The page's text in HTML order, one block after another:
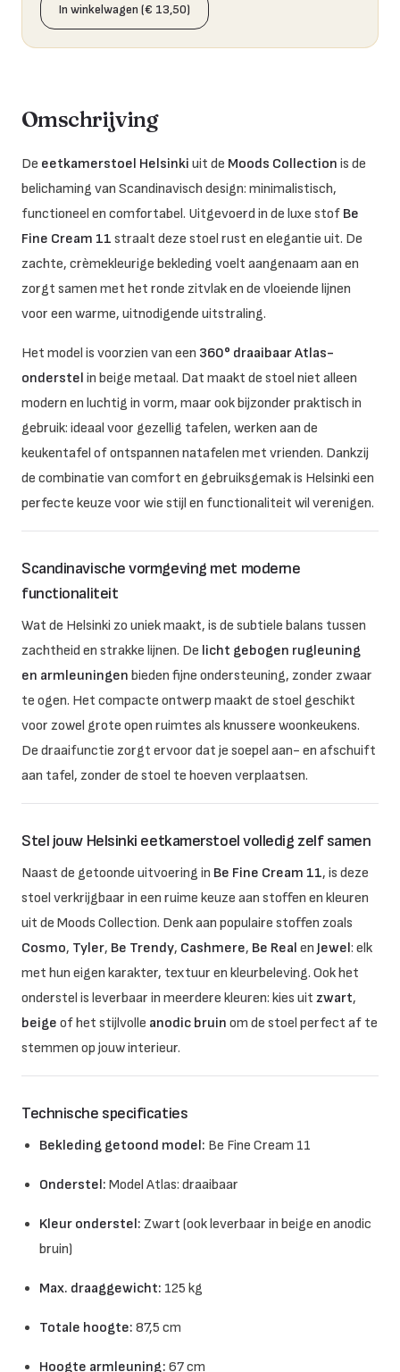
In winkelwagen (€ 13,50)
Omschrijving
De eetkamerstoel Helsinki uit de Moods Collection is de
belichaming van Scandinavisch design: minimalistisch,
functioneel en comfortabel. Uitgevoerd in de luxe stof Be
Fine Cream 11 straalt deze stoel rust en elegantie uit. De
zachte, crèmekleurige bekleding voelt aangenaam aan en
zorgt samen met het ronde zitvlak en de vloeiende lijnen
voor een warme, uitnodigende uitstraling.
Het model is voorzien van een 360° draaibaar Atlas-
onderstel in beige metaal. Dat maakt de stoel niet alleen
modern en luchtig in vorm, maar ook bijzonder praktisch in
gebruik: ideaal voor gezellig tafelen, werken aan de
keukentafel of ontspannen natafelen met vrienden. Dankzij
de combinatie van comfort en gebruiksgemak is Helsinki een
perfecte keuze voor wie stijl en functionaliteit wil verenigen.
Scandinavische vormgeving met moderne
functionaliteit
Wat de Helsinki zo uniek maakt, is de subtiele balans tussen
zachtheid en strakke lijnen. De licht gebogen rugleuning
en armleuningen bieden fijne ondersteuning, zonder zwaar
te ogen. Het compacte ontwerp maakt de stoel geschikt
voor zowel grote open ruimtes als knussere woonkeukens.
De draaifunctie zorgt ervoor dat je soepel aan- en afschuift
aan tafel, zonder de stoel te hoeven verplaatsen.
Stel jouw Helsinki eetkamerstoel volledig zelf samen
Naast de getoonde uitvoering in Be Fine Cream 11, is deze
stoel verkrijgbaar in een ruime keuze aan stoffen en kleuren
uit de Moods Collection. Denk aan populaire stoffen zoals
Cosmo, Tyler, Be Trendy, Cashmere, Be Real en Jewel: elk
met hun eigen karakter, textuur en kleurbeleving. Ook het
onderstel is leverbaar in meerdere kleuren: kies uit zwart,
beige of het stijlvolle anodic bruin om de stoel perfect af te
stemmen op jouw interieur.
Technische specificaties
Bekleding getoond model: Be Fine Cream 11
Onderstel: Model Atlas: draaibaar
Kleur onderstel: Zwart (ook leverbaar in beige en anodic
bruin)
Max. draaggewicht: 125 kg
Totale hoogte: 87,5 cm
Hoogte armleuning: 67 cm